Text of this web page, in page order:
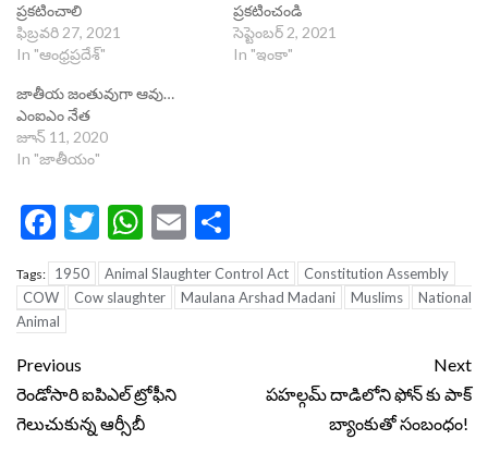
ప్రకటించాలి
ఫిబ్రవరి 27, 2021
In "ఆంధ్రప్రదేశ్"
ప్రకటించండి
సెప్టెంబర్ 2, 2021
In "ఇంకా"
జాతీయ జంతువుగా ఆవు…
ఎంఐఎం నేత
జూన్ 11, 2020
In "జాతీయం"
Facebook
Twitter
WhatsApp
Email
Tags: 1950 Animal Slaughter Control Act
Constitution Assembly
COW
Cow slaughter Maulana Arshad Madani Muslims
National
Animal
Continue
Reading
Previous
రెండోసారి ఐపిఎల్ ట్రోఫీని
గెలుచుకున్న ఆర్సీబీ
Next
పహల్గమ్ దాడిలోని ఫోన్ కు పాక్
బ్యాంకుతో సంబంధం!